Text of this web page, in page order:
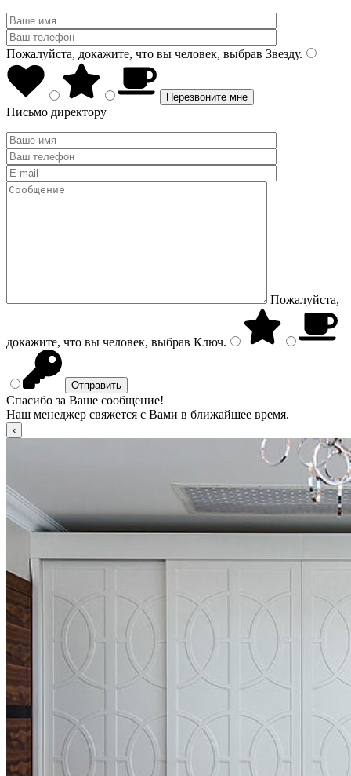
Пожалуйста, докажите, что вы человек, выбрав Звезду.
Письмо директору
Пожалуйста,
докажите, что вы человек, выбрав Ключ.
Спасибо за Ваше сообщение!
Наш менеджер свяжется с Вами в ближайшее время.